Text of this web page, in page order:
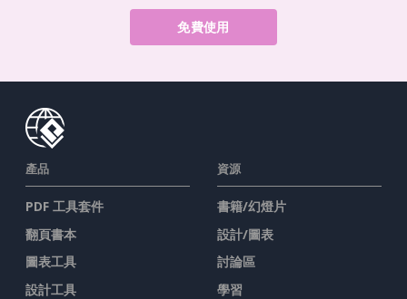
免費使用
產品
PDF 工具套件
翻頁書本
圖表工具
設計工具
資源
書籍/幻燈片
設計/圖表
討論區
學習